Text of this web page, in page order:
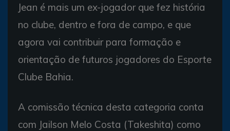
Jean é mais um ex-jogador que fez história
no clube, dentro e fora de campo, e que
agora vai contribuir para formação e
orientação de futuros jogadores do Esporte
Clube Bahia.
A comissão técnica desta categoria conta
com Jailson Melo Costa (Takeshita) como